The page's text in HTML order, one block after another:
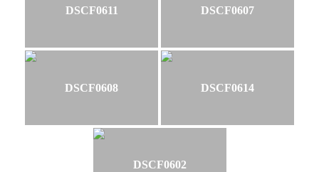
DSCF0611 DSCF0607
DSCF0608 DSCF0614
DSCF0602